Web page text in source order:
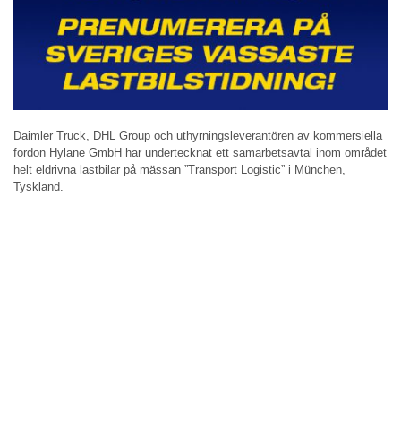
Daimler Truck, DHL Group och uthyrningsleverantören av kommersiella
fordon Hylane GmbH har undertecknat ett samarbetsavtal inom området
helt eldrivna lastbilar på mässan ”Transport Logistic” i München,
Tyskland.